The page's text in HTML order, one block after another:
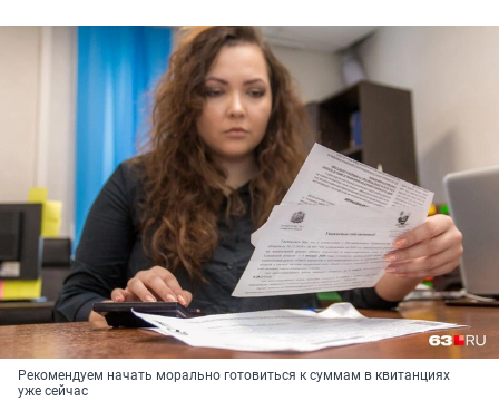
Рекомендуем начать морально готовиться к суммам в квитанциях
уже сейчас